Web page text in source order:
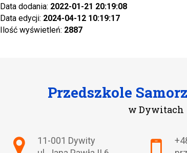
Data dodania: 2022-01-21 20:19:08
Data edycji: 2024-04-12 10:19:17
Ilość wyświetleń: 2887
Przedszkole
w Dywitach
Adres pocztowy:
11-001 Dywity